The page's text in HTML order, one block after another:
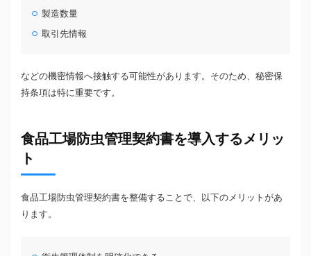
製造数量
取引先情報
などの機密情報へ接触する可能性があります。そのため、秘密保
持条項は特に重要です。
食品工場防虫管理契約書を導入するメリッ
ト
食品工場防虫管理契約書を整備することで、以下のメリットがあ
ります。